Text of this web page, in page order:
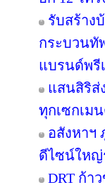
รับสร้าง
กระบวนทั
แบรนด์พรี
แสนสิริส่
ทุกเซกเม
อสังหาฯ
ดีไซน์ใหญ่
DRT ก้า